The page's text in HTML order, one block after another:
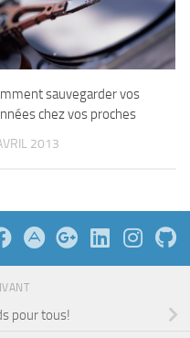
sauvegarder vos
chez vos proches
2013
pour tous!